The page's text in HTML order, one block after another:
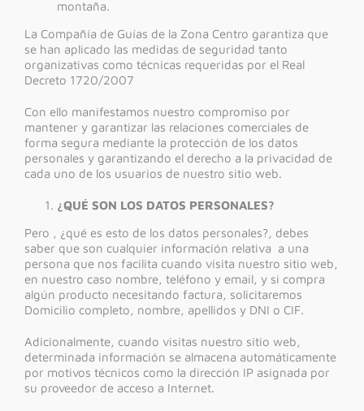
montaña.
La Compañía de Guías de la Zona Centro garantiza que
se han aplicado las medidas de seguridad tanto
organizativas como técnicas requeridas por el Real
Decreto 1720/2007
Con ello manifestamos nuestro compromiso por
mantener y garantizar las relaciones comerciales de
forma segura mediante la protección de los datos
personales y garantizando el derecho a la privacidad de
cada uno de los usuarios de nuestro sitio web.
¿QUÉ SON LOS DATOS PERSONALES?
Pero , ¿qué es esto de los datos personales?, debes
saber que son cualquier información relativa a una
persona que nos facilita cuando visita nuestro sitio web,
en nuestro caso nombre, teléfono y email, y si compra
algún producto necesitando factura, solicitaremos
Domicilio completo, nombre, apellidos y DNI o CIF.
Adicionalmente, cuando visitas nuestro sitio web,
determinada información se almacena automáticamente
por motivos técnicos como la dirección IP asignada por
su proveedor de acceso a Internet.